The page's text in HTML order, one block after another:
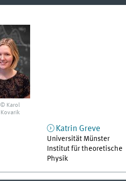
© Karol
Kovarik
Katrin Greve
Universität Münster
Institut für theoretische
Physik